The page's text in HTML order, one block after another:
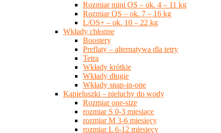
Rozmiar mini OS – ok. 4 – 11 kg
Rozmiar OS – ok. 7 – 16 kg
L/OS+ – ok. 10 – 22 kg
Wkłady chłonne
Boostery
Preflaty – alternatywa dla tetry
Tetra
Wkłady krótkie
Wkłady długie
Wkłady snap-in-one
Kąpieluszki – pieluchy do wody
Rozmiar one-size
rozmiar S 0-3 miesiące
rozmiar M 3-6 miesięcy
rozmiar L 6-12 miesięcy